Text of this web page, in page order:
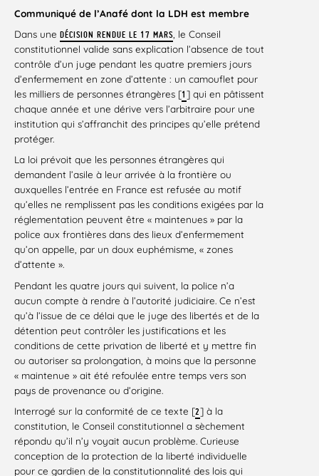
Communiqué de l’Anafé dont la LDH est membre
Dans une DÉCISION RENDUE LE 17 MARS , le Conseil
constitutionnel valide sans explication l’absence de tout
contrôle d’un juge pendant les quatre premiers jours
d’enfermement en zone d’attente : un camouflet pour
les milliers de personnes étrangères [1 ] qui en pâtissent
chaque année et une dérive vers l’arbitraire pour une
institution qui s’affranchit des principes qu’elle prétend
protéger.
La loi prévoit que les personnes étrangères qui
demandent l’asile à leur arrivée à la frontière ou
auxquelles l’entrée en France est refusée au motif
qu’elles ne remplissent pas les conditions exigées par la
réglementation peuvent être « maintenues » par la
police aux frontières dans des lieux d’enfermement
qu’on appelle, par un doux euphémisme, « zones
d’attente ».
Pendant les quatre jours qui suivent, la police n’a
aucun compte à rendre à l’autorité judiciaire. Ce n’est
qu’à l’issue de ce délai que le juge des libertés et de la
détention peut contrôler les justifications et les
conditions de cette privation de liberté et y mettre fin
ou autoriser sa prolongation, à moins que la personne
« maintenue » ait été refoulée entre temps vers son
pays de provenance ou d’origine.
Interrogé sur la conformité de ce texte [2] à la
constitution, le Conseil constitutionnel a sèchement
répondu qu’il n’y voyait aucun problème. Curieuse
conception de la protection de la liberté individuelle
pour ce gardien de la constitutionnalité des lois qui